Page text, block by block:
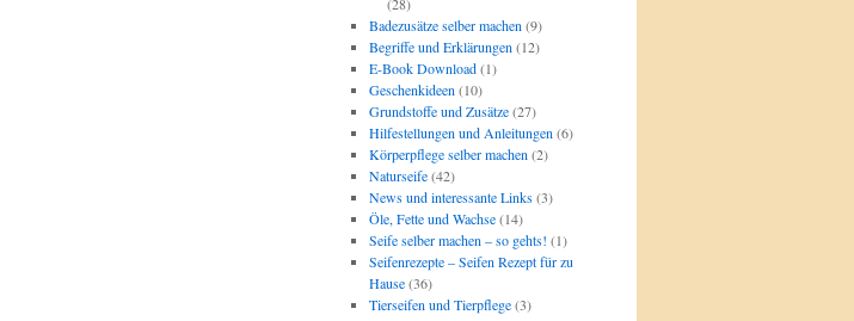
Badezusätze selber machen (9)
Begriffe und Erklärungen (12)
E-Book Download(1)
Geschenkideen (10)
Grundstoffe und Zusätze(27)
Hilfestellungen und Anleitungen (6)
Körperpflege selber machen (2)
Naturseife(42)
News und interessante Links(3)
Öle, Fette und Wachse(14)
Seife selber machen – so gehts! (1)
Seifenrezepte – Seifen Rezept für zu
Hause(36)
Tierseifen und Tierpflege(3)